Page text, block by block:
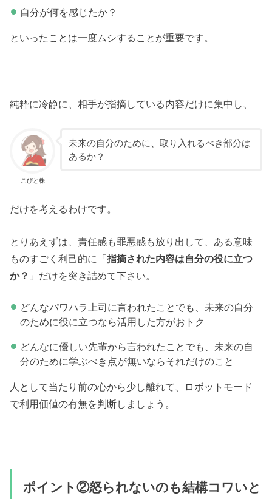
自分が何を感じたか？
といったことは一度ムシすることが重要です。
純粋に冷静に、相手が指摘している内容だけに集中し、
こびと株
未来の自分のために、取り入れるべき部分は
あるか？
だけを考えるわけです。
とりあえずは、責任感も罪悪感も放り出して、ある意味
ものすごく利己的に「指摘された内容は自分の役に立つ
か？ 」だけを突き詰めて下さい。
どんなパワハラ上司に言われたことでも、未来の自分
のために役に立つなら活用した方がおトク
どんなに優しい先輩から言われたことでも、未来の自
分のために学ぶべき点が無いならそれだけのこと
人として当たり前の心から少し離れて、ロボットモード
で利用価値の有無を判断しましょう。
ポイント②怒られないのも結構コワいと